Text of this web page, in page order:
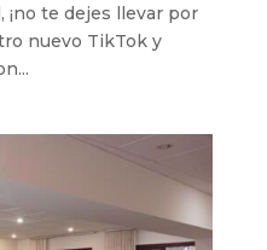
te dejes llevar por
nuevo TikTok y